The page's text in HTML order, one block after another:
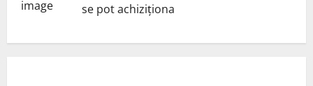
se pot achiziționa